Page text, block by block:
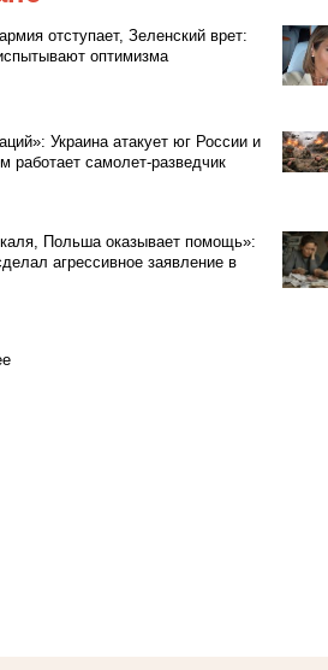
отступает, Зеленский врет:
оптимизма
Украина атакует юг России и
самолет-разведчик
Польша оказывает помощь»:
агрессивное заявление в